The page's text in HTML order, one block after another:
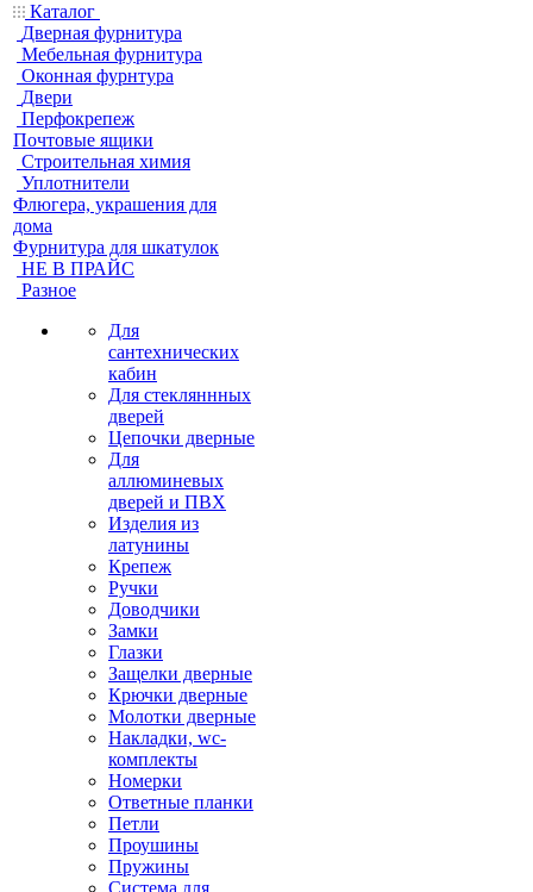
Каталог
Дверная фурнитура
Мебельная фурнитура
Оконная фурнтура
Двери
Перфокрепеж
Почтовые ящики
Строительная химия
Уплотнители
Флюгера, украшения для
дома
Фурнитура для шкатулок
НЕ В ПРАЙС
Разное
Для
сантехнических
кабин
Для стекляннных
дверей
Цепочки дверные
Для
аллюминевых
дверей и ПВХ
Изделия из
латунины
Крепеж
Ручки
Доводчики
Замки
Глазки
Защелки дверные
Крючки дверные
Молотки дверные
Накладки, wc-
комплекты
Номерки
Ответные планки
Петли
Проушины
Пружины
Система для